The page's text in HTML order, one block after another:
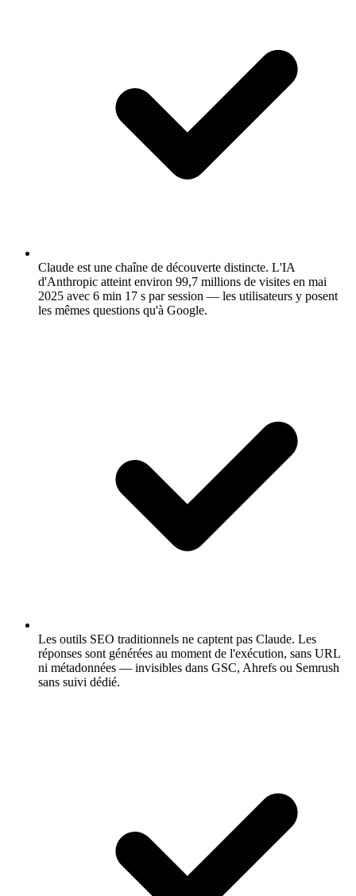
Claude est une chaîne de découverte distincte. L'IA
d'Anthropic atteint environ 99,7 millions de visites en mai
2025 avec 6 min 17 s par session — les utilisateurs y posent
les mêmes questions qu'à Google.
Les outils SEO traditionnels ne captent pas Claude. Les
réponses sont générées au moment de l'exécution, sans URL
ni métadonnées — invisibles dans GSC, Ahrefs ou Semrush
sans suivi dédié.